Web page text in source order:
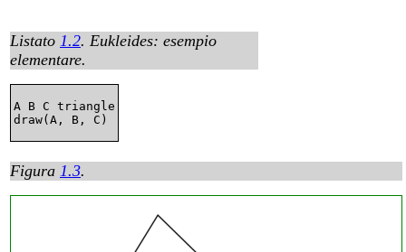
Listato 1.2. Eukleides: esempio
elementare.
A B C triangle
Figura 1.3.